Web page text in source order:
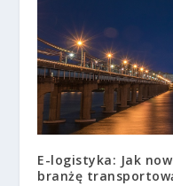
E-logistyka: Jak
branżę